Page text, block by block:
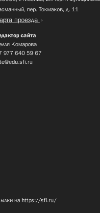
пер. Токмаков, д. 11
проезда
сайта
Комарова
977 640 59 67
на https://sfi.ru/